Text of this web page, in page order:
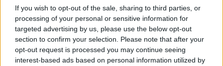
If you wish to opt-out of the sale, sharing to third parties, or
processing of your personal or sensitive information for
targeted advertising by us, please use the below opt-out
section to confirm your selection. Please note that after your
opt-out request is processed you may continue seeing
interest-based ads based on personal information utilized by
ANPI LEGNANO
In 335 a Villa Cortese per la
“Pastasciutta Antifascista”, Anpi:
“La memoria non è retorica, ma
coscienza civile”